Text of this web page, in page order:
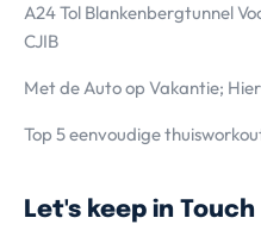
A24 Tol Blankenbergtunnel
CJIB
Met de Auto op Vakantie;
Top 5 eenvoudige
Let's keep in Touch